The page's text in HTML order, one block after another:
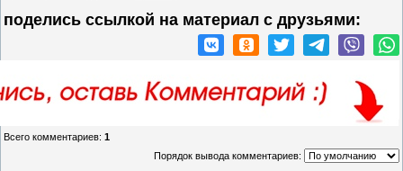
поделись ссылкой на материал c друзьями:
Всего комментариев: 1
Порядок вывода комментариев: